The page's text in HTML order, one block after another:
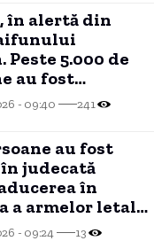
în alertă din
Peste 5.000 de
au fost
- 09:40 241
au fost
judecată
în
a armelor letale
din Turcia.
- 09:24 13